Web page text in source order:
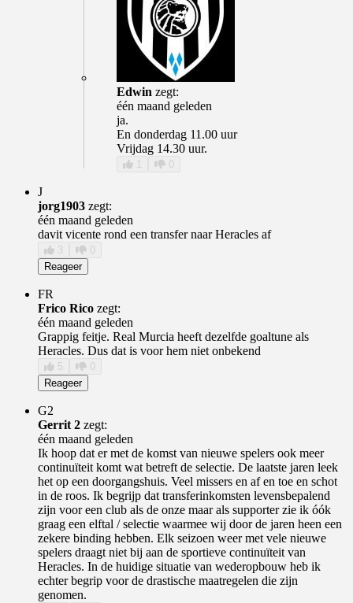
Edwin zegt:
één maand geleden
ja.
En donderdag 11.00 uur
Vrijdag 14.30 uur.
1 0
J
jorg1903 zegt:
één maand geleden
davit vicente rond een transfer naar Heracles af
3
0
Reageer
FR
Frico Rico zegt:
één maand geleden
Grappig feitje. Real Murcia heeft dezelfde goaltune als
Heracles. Dus dat is voor hem niet onbekend
5
0
Reageer
G2
Gerrit 2 zegt:
één maand geleden
Ik hoop dat er met de komst van nieuwe spelers ook meer
continuïteit komt wat betreft de selectie. De laatste jaren leek
het op een doorgangshuis. Veel missers en af en toe en schot
in de roos. Ik begrijp dat transferinkomsten levensbepalend
zijn voor een club als de onze maar als supporter zie ik óók
graag een elftal / selectie waarmee wij door de jaren heen een
zekere binding hebben. Elk seizoen weer met vele nieuwe
spelers draagt niet bij aan de sportieve continuïteit van
Heracles. In de huidige situatie van wederopbouw heb ik
echter begrip voor de drastische maatregelen die zijn
genomen.